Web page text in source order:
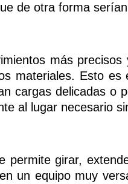
de otra forma
más
materiales. Esto es
cargas delicadas o
al lugar necesario
permite girar,
un equipo muy